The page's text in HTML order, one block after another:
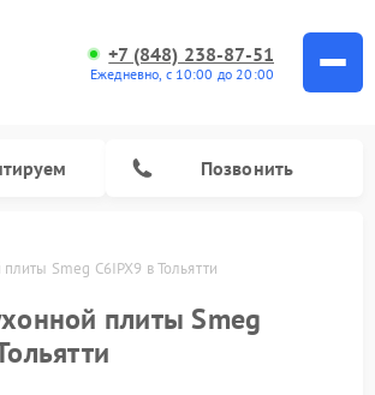
+7 (848) 238-87-51
Ежедневно, с 10:00 до 20:00
Позвонить
Smeg C6IPX9 в Тольятти
плиты Smeg